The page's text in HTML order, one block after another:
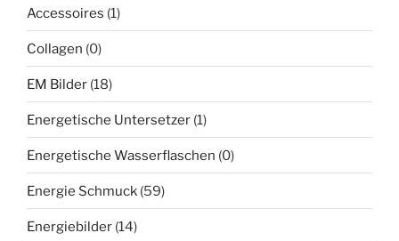
Accessoires (1)
Collagen (0)
EM Bilder (18)
Energetische Untersetzer (1)
Energetische Wasserflaschen (0)
Energie Schmuck (59)
Energiebilder (14)